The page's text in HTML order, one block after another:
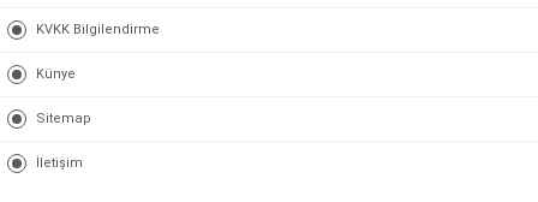
KVKK Bilgilendirme
Künye
Sitemap
İletişim